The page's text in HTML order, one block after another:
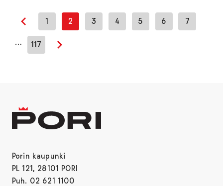
Edellinen sivu
1 2 3 4 5 6 7
… 117
Seuraava sivu
Porin kaupunki
PL 121, 28101 PORI
Puh. 02 621 1100